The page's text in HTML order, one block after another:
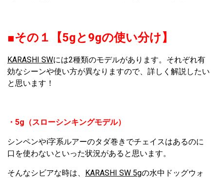
■その１【5gと9gの使い分け】
KARASHI SWには2種類のモデルがあります。それぞれ有
効なシーンや使い方が異なりますので、詳しく解説したい
と思います！
・5g（スローシンキングモデル）
シンペンやi字系ルアーのタダ巻きでチェイスはあるのに
口を使わないといった状況があると思います。
そんなシビアな時は、 KARASHI SW 5gの水中ドッグウォ